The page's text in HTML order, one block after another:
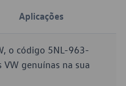
Aplicações
o código 5NL-963-
VW genuínas na sua